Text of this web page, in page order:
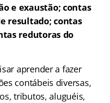
e exaustão; contas
resultado; contas
redutoras do
aprender a fazer
contábeis diversas,
tributos, aluguéis,